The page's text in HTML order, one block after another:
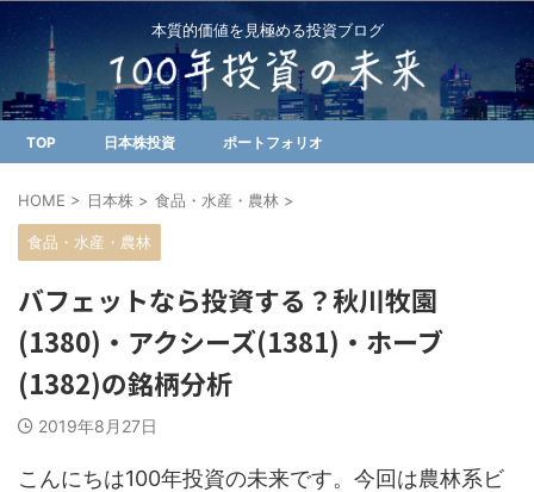
本質的価値を見極める投資ブログ
TOP 日本株投資 ポートフォリオ
HOME > 日本株 > 食品・水産・農林 >
食品・水産・農林
バフェットなら投資する？秋川牧園
(1380)・アクシーズ(1381)・ホーブ
(1382)の銘柄分析
2019年8月27日
こんにちは100年投資の未来です。今回は農林系ビ